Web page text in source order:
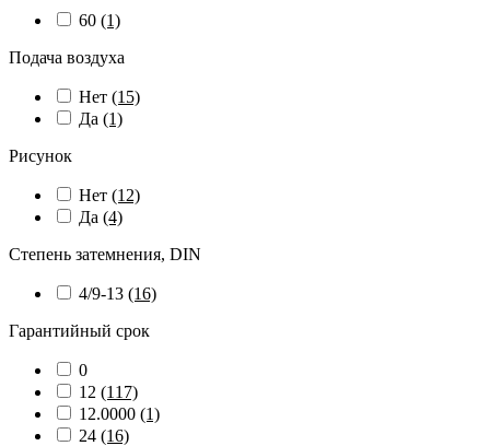
60 (1)
Подача воздуха
Нет (15)
Да (1)
Рисунок
Нет (12)
Да (4)
Степень затемнения, DIN
4/9-13 (16)
Гарантийный срок
0
12 (117)
12.0000 (1)
24 (16)